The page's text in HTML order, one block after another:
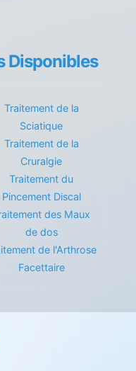
Disponibles
Traitement de la
Sciatique
Traitement de la
Cruralgie
Traitement du
Pincement Discal
des Maux
de dos
de l'Arthrose
Facettaire